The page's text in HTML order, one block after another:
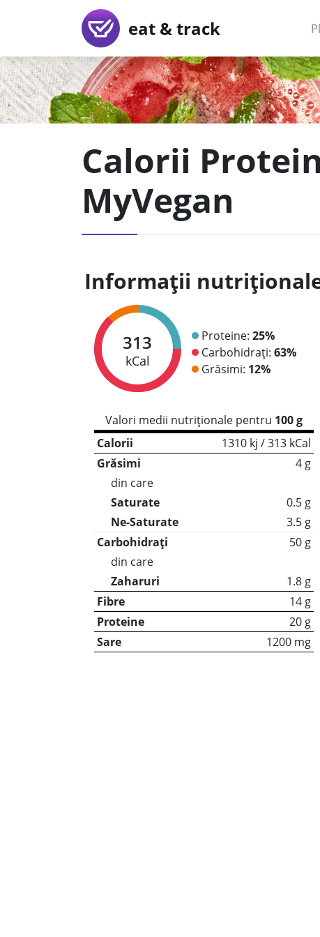
eat & track
Calorii
MyVegan
Informații
313
kCal
Proteine: 25%
Carbohidrați: 63%
Grăsimi: 12%
Valori medii nutriționale pentru 100 g
Calorii
1310 kj / 313 kCal
Grăsimi
4 g
din care
Saturate
0.5 g
Ne-Saturate
3.5 g
Carbohidrați
50 g
din care
Zaharuri
1.8 g
Fibre
14 g
Proteine
20 g
Sare
1200 mg